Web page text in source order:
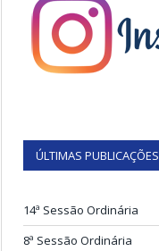
ÚLTIMAS PUBLICAÇÕES
14ª Sessão Ordinária
8ª Sessão Ordinária